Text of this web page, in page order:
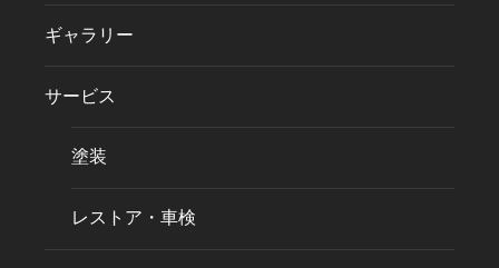
ギャラリー
サービス
塗装
レストア・車検